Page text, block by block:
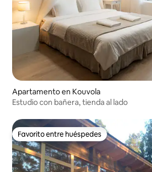
Apartamento en Kouvola
Estudio con bañera, tienda al lado
Favorito entre huéspedes
Favorito entre huéspedes